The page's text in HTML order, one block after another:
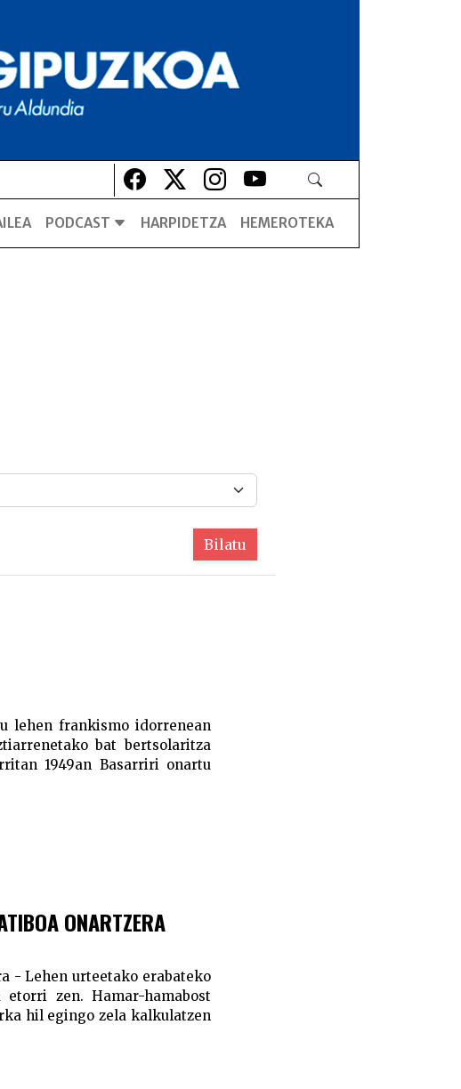
Lehio berrian irekiko da
Lehio berrian irekiko da
Lehio berrian irekiko da
Lehio berrian irekiko da
PODCAST HARPIDETZA HEMEROTEKA
Bilatu
lehen frankismo idorrenean
bat bertsolaritza
1949an Basarriri onartu
ONARTZERA
- Lehen urteetako erabateko
zen. Hamar-hamabost
hil egingo zela kalkulatzen